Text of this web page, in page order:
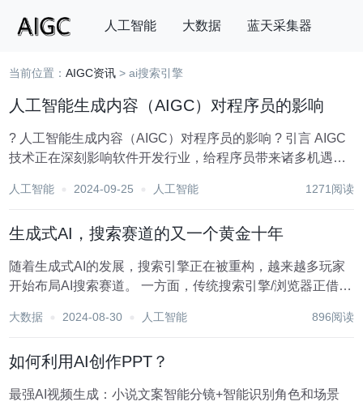
人工智能 大数据 蓝天采集器
搜索
当前位置：AIGC资讯 > ai搜索引擎
人工智能生成内容（AIGC）对程序员的影响
? 人工智能生成内容（AIGC）对程序员的影响 ? 引言 AIGC
技术正在深刻影响软件开发行业，给程序员带来诸多机遇和
们来提升自己的工作效率和创新能力。 ? AIGC技术的优势 ?
人工智能 2024-09-25 人工智能 1271阅读
生成式AI，搜索赛道的又一个黄金十年
随着生成式AI的发展，搜索引擎正在被重构，越来越多玩家
开始布局AI搜索赛道。 一方面，传统搜索引擎/浏览器正借助
抢占更多的搜索流量。 比如7月，阿里旗下夸克升级“超级搜
大数据 2024-08-30 人工智能 896阅读
如何利用AI创作PPT？
最强AI视频生成：小说文案智能分镜+智能识别角色和场景